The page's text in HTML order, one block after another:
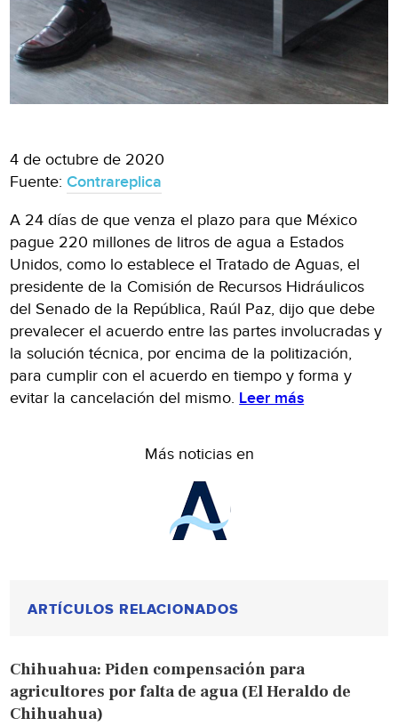
4 de octubre de 2020
Fuente:Contrareplica
A 24 días de que venza el plazo para que México
pague 220 millones de litros de agua a Estados
Unidos, como lo establece el Tratado de Aguas, el
presidente de la Comisión de Recursos Hidráulicos
del Senado de la República, Raúl Paz, dijo que debe
prevalecer el acuerdo entre las partes involucradas y
la solución técnica, por encima de la politización,
para cumplir con el acuerdo en tiempo y forma y
evitar la cancelación del mismo. Leer más
Más noticias en
ARTÍCULOS RELACIONADOS
Chihuahua: Piden compensación para
agricultores por falta de agua (El Heraldo de
Chihuahua)